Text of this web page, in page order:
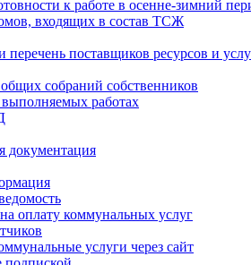
к работе в осенне-зимний
входящих в состав ТСЖ
перечень поставщиков ресурсов и
собраний собственников
работах
документация
оплату коммунальных услуг
услуги через сайт